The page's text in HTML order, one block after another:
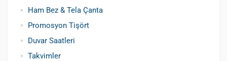
Ham Bez & Tela Çanta
Promosyon Tişört
Duvar Saatleri
Takvimler